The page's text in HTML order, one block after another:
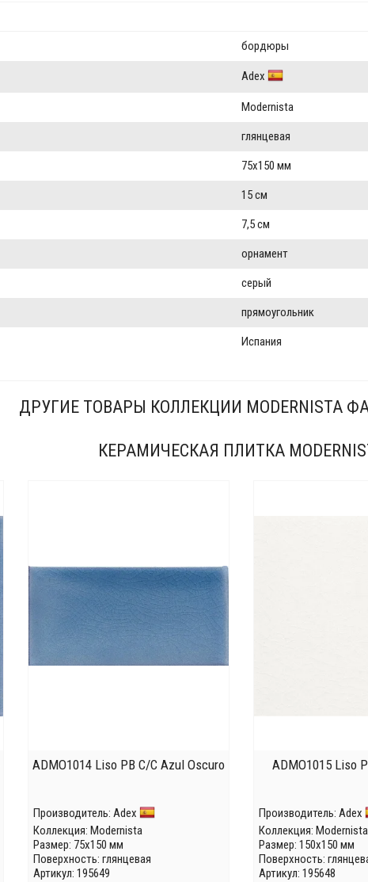
бордюры
Adex
Modernista
глянцевая
75x150 мм
15 см
7,5 см
орнамент
серый
прямоугольник
Испания
ДРУГИЕ ТОВАРЫ КОЛЛЕКЦИИ MODERNISTA
КЕРАМИЧЕСКАЯ ПЛИТКА
ADMO1014 Liso PB C/C Azul Oscuro
Производитель: Adex
Коллекция: Modernista
Размер: 75x150 мм
Поверхность: глянцевая
Артикул: 195649
ADMO1015 Liso
Производитель: Adex
Коллекция: Modernista
Размер: 150x150 мм
Поверхность:
Артикул: 195648